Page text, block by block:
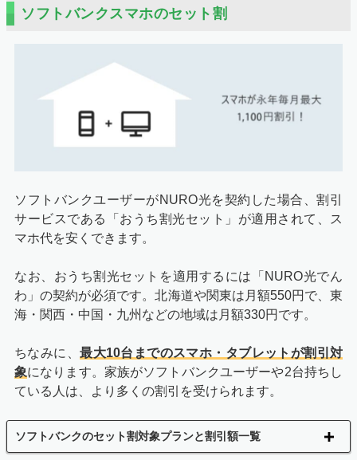
ソフトバンクスマホのセット割
ソフトバンクユーザーがNURO光を契約した場合、割引
サービスである「おうち割光セット」が適用されて、ス
マホ代を安くできます。
なお、おうち割光セットを適用するには「NURO光でん
わ 」の契約が必須です。北海道や関東は月額550円で、東
海・関西・中国・九州などの地域は月額330円です。
ちなみに、最大10台までのスマホ・タブレットが割引対
象になります。家族がソフトバンクユーザーや2台持ちし
ている人は、より多くの割引を受けられます。
ソフトバンクのセット割対象プランと割引額一覧